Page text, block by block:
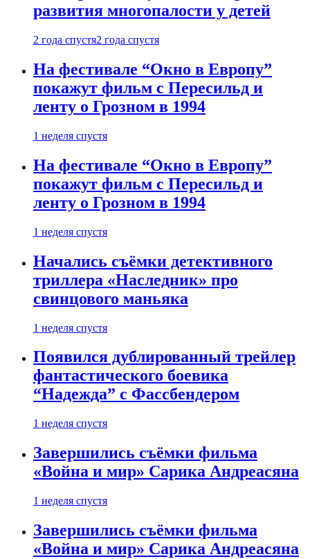
развития многопалости у детей
2 года спустя2 года спустя
На фестивале “Окно в Европу”
покажут фильм с Пересильд и
ленту о Грозном в 1994
1 неделя спустя
На фестивале “Окно в Европу”
покажут фильм с Пересильд и
ленту о Грозном в 1994
1 неделя спустя
Начались съёмки детективного
триллера «Наследник» про
свинцового маньяка
1 неделя спустя
Появился дублированный трейлер
фантастического боевика
“Надежда” с Фассбендером
1 неделя спустя
Завершились съёмки фильма
«Война и мир» Сарика Андреасяна
1 неделя спустя
Завершились съёмки фильма
«Война и мир» Сарика Андреасяна